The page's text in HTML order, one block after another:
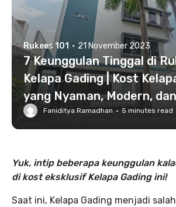
Rukees 101 · 21 November 2023
7 Keunggulan Tinggal di
Kelapa Gading | Kost
yang Nyaman, Modern,
Faniditya Ramadhan · 5 minutes read
Yuk, intip beberapa keunggulan
di kost eksklusif Kelapa Gading ini!
Saat ini, Kelapa Gading menjadi